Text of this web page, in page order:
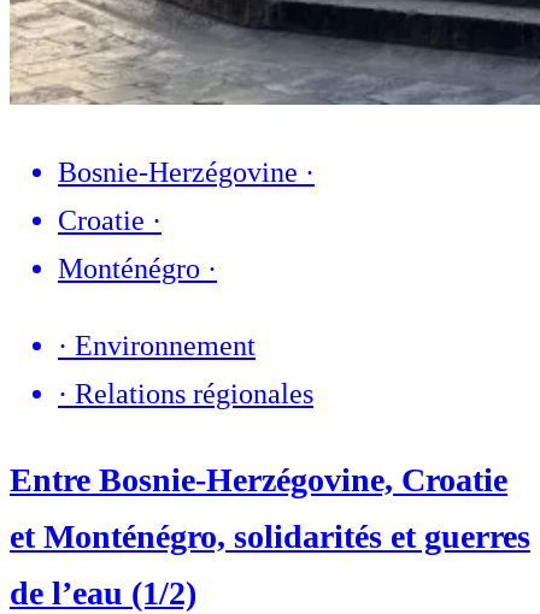
Bosnie-Herzégovine ·
Croatie ·
Monténégro ·
· Environnement
· Relations régionales
Entre Bosnie-Herzégovine, Croatie
et Monténégro, solidarités et guerres
de l’eau (1/2)